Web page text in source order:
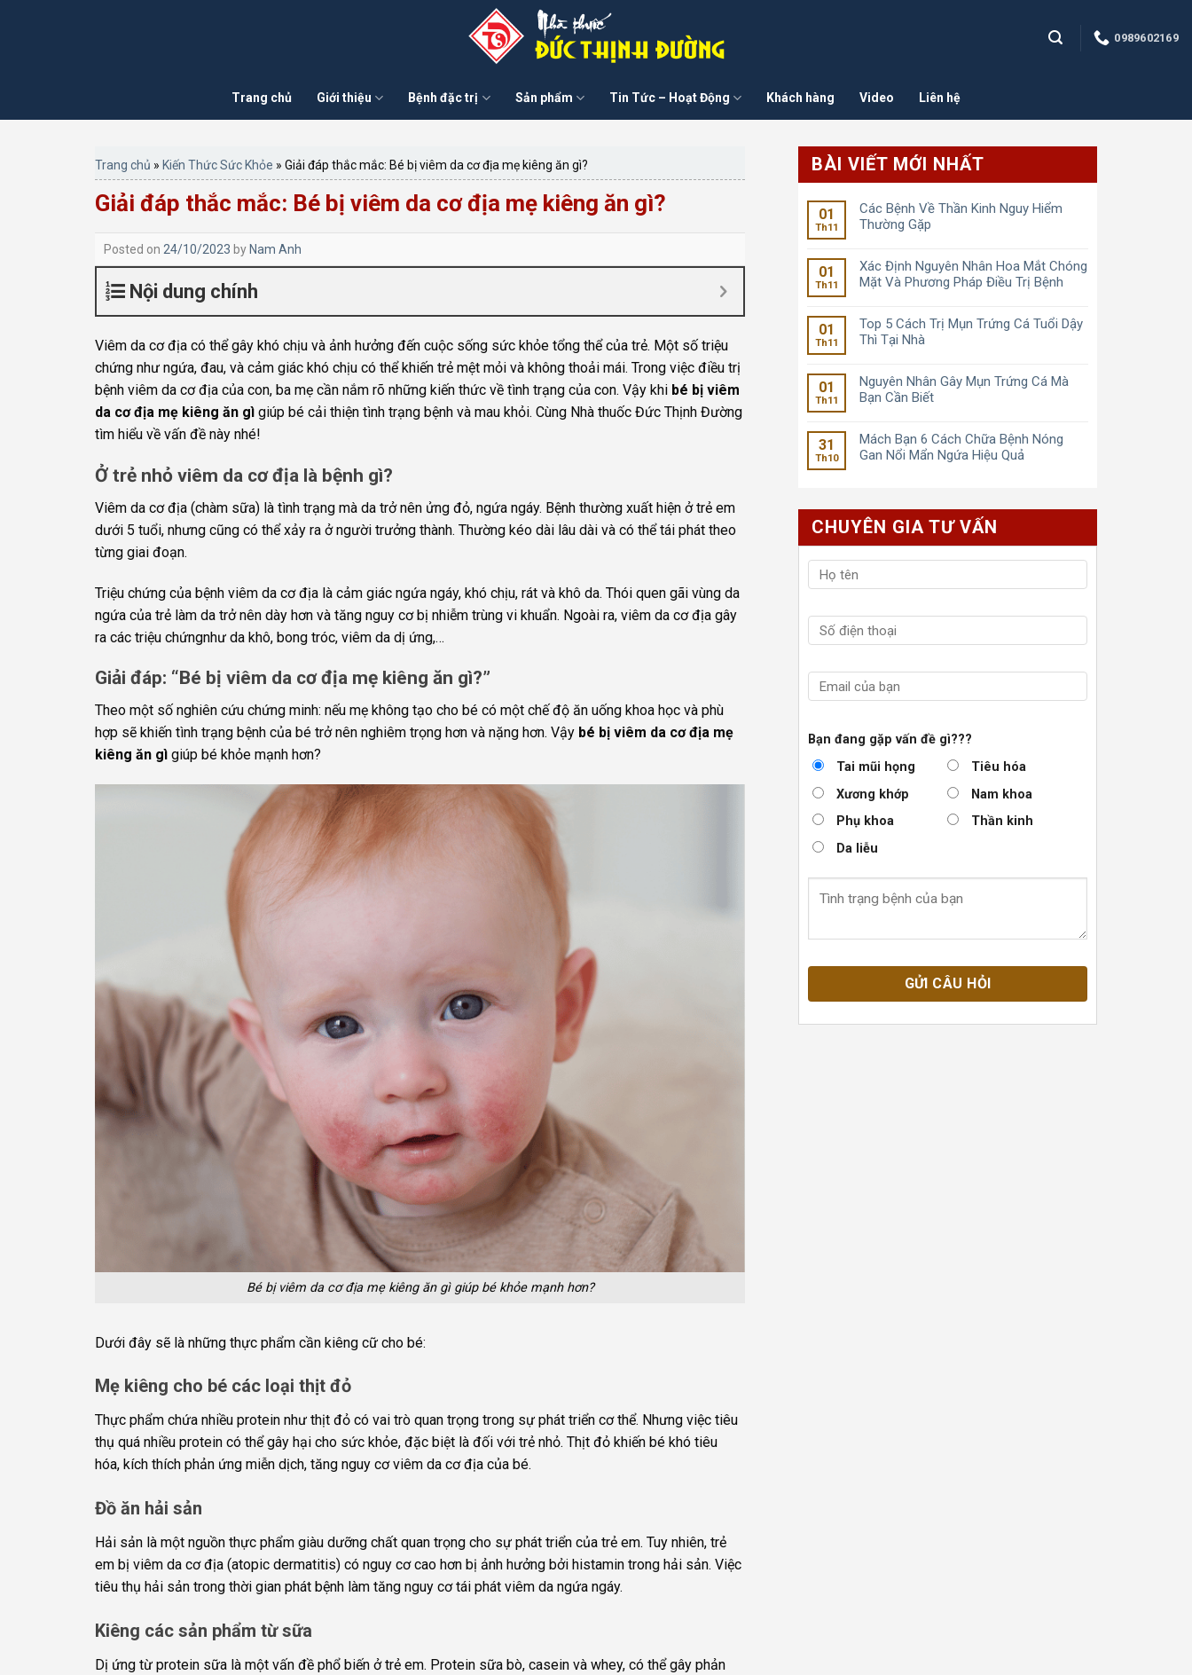
0989602169
Trang chủ Giới thiệu Bệnh đặc trị Sản phẩm Tin Tức – Hoạt Động Khách hàng Video Liên hệ
Trang chủ » Kiến Thức Sức Khỏe » Giải đáp thắc mắc: Bé bị viêm da cơ địa mẹ kiêng ăn gì?
Giải đáp thắc mắc: Bé bị viêm da cơ địa mẹ kiêng ăn gì?
Posted on 24/10/2023 by Nam Anh
Nội dung chính
Viêm da cơ địa có thể gây khó chịu và ảnh hưởng đến cuộc sống sức khỏe tổng thể của trẻ. Một số triệu
chứng như ngứa, đau, và cảm giác khó chịu có thể khiến trẻ mệt mỏi và không thoải mái. Trong việc điều trị
bệnh viêm da cơ địa của con, ba mẹ cần nắm rõ những kiến thức về tình trạng của con. Vậy khi bé bị viêm
da cơ địa mẹ kiêng ăn gì giúp bé cải thiện tình trạng bệnh và mau khỏi. Cùng Nhà thuốc Đức Thịnh Đường
tìm hiểu về vấn đề này nhé!
Ở trẻ nhỏ viêm da cơ địa là bệnh gì?
Viêm da cơ địa (chàm sữa) là tình trạng mà da trở nên ửng đỏ, ngứa ngáy. Bệnh thường xuất hiện ở trẻ em
dưới 5 tuổi, nhưng cũng có thể xảy ra ở người trưởng thành. Thường kéo dài lâu dài và có thể tái phát theo
từng giai đoạn.
Triệu chứng của bệnh viêm da cơ địa là cảm giác ngứa ngáy, khó chịu, rát và khô da. Thói quen gãi vùng da
ngứa của trẻ làm da trở nên dày hơn và tăng nguy cơ bị nhiễm trùng vi khuẩn. Ngoài ra, viêm da cơ địa gây
ra các triệu chứngnhư da khô, bong tróc, viêm da dị ứng,…
Giải đáp: “Bé bị viêm da cơ địa mẹ kiêng ăn gì?”
Theo một số nghiên cứu chứng minh: nếu mẹ không tạo cho bé có một chế độ ăn uống khoa học và phù
hợp sẽ khiến tình trạng bệnh của bé trở nên nghiêm trọng hơn và nặng hơn. Vậy bé bị viêm da cơ địa mẹ
kiêng ăn gì giúp bé khỏe mạnh hơn?
Bé bị viêm da cơ địa mẹ kiêng ăn gì giúp bé khỏe mạnh hơn?
Dưới đây sẽ là những thực phẩm cần kiêng cữ cho bé:
Mẹ kiêng cho bé các loại thịt đỏ
Thực phẩm chứa nhiều protein như thịt đỏ có vai trò quan trọng trong sự phát triển cơ thể. Nhưng việc tiêu
thụ quá nhiều protein có thể gây hại cho sức khỏe, đặc biệt là đối với trẻ nhỏ. Thịt đỏ khiến bé khó tiêu
hóa, kích thích phản ứng miễn dịch, tăng nguy cơ viêm da cơ địa của bé.
Đồ ăn hải sản
Hải sản là một nguồn thực phẩm giàu dưỡng chất quan trọng cho sự phát triển của trẻ em. Tuy nhiên, trẻ
em bị viêm da cơ địa (atopic dermatitis) có nguy cơ cao hơn bị ảnh hưởng bởi histamin trong hải sản. Việc
tiêu thụ hải sản trong thời gian phát bệnh làm tăng nguy cơ tái phát viêm da ngứa ngáy.
Kiêng các sản phẩm từ sữa
Dị ứng từ protein sữa là một vấn đề phổ biến ở trẻ em. Protein sữa bò, casein và whey, có thể gây phản
BÀI VIẾT MỚI NHẤT
01
Th11
Các Bệnh Về Thần Kinh Nguy Hiểm
Thường Gặp
01
Th11
Xác Định Nguyên Nhân Hoa Mắt Chóng
Mặt Và Phương Pháp Điều Trị Bệnh
01
Th11
Top 5 Cách Trị Mụn Trứng Cá Tuổi Dậy
Thì Tại Nhà
01
Th11
Nguyên Nhân Gây Mụn Trứng Cá Mà
Bạn Cần Biết
31
Th10
Mách Bạn 6 Cách Chữa Bệnh Nóng
Gan Nổi Mẩn Ngứa Hiệu Quả
CHUYÊN GIA TƯ VẤN
Bạn đang gặp vấn đề gì???
Tai mũi họng
Tiêu hóa
Xương khớp
Nam khoa
Phụ khoa
Thần kinh
Da liễu